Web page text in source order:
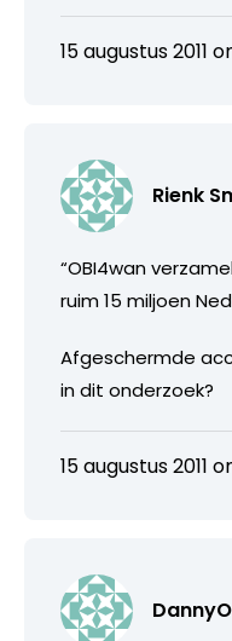
15 augustus 2011
Rienk
“OBI4wan
ruim 15 miljoen
Afgeschermde
in dit onderzoek?
15 augustus 2011